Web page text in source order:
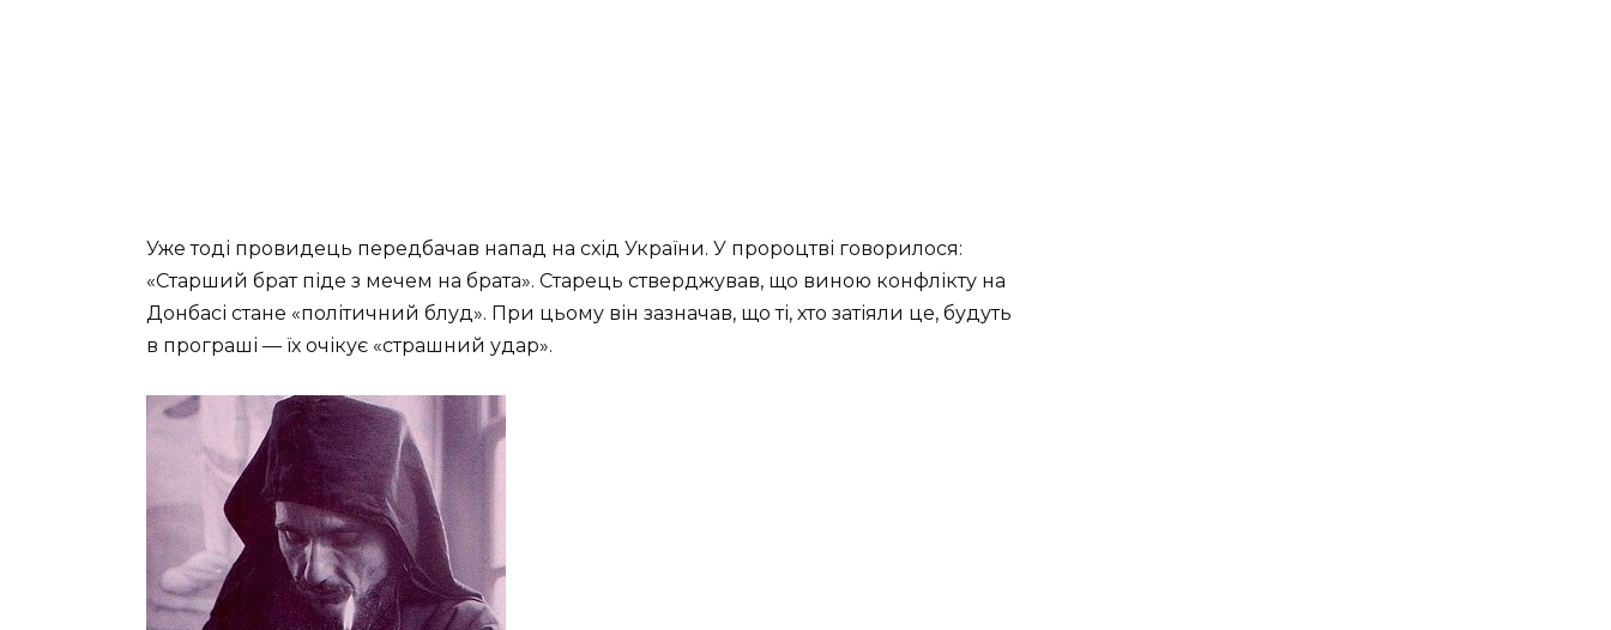
Уже тоді провидець передбачав напад на схід України. У пророцтві говорилося:
«Старший брат піде з мечем на брата». Старець стверджував, що виною конфлікту на
Донбасі стане «політичний блуд». При цьому він зазначав, що ті, хто затіяли це, будуть
в програші — їх очікує «страшний удар».